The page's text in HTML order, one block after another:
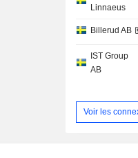
Linnaeus
Billerud AB
IST Group
AB
Voir les